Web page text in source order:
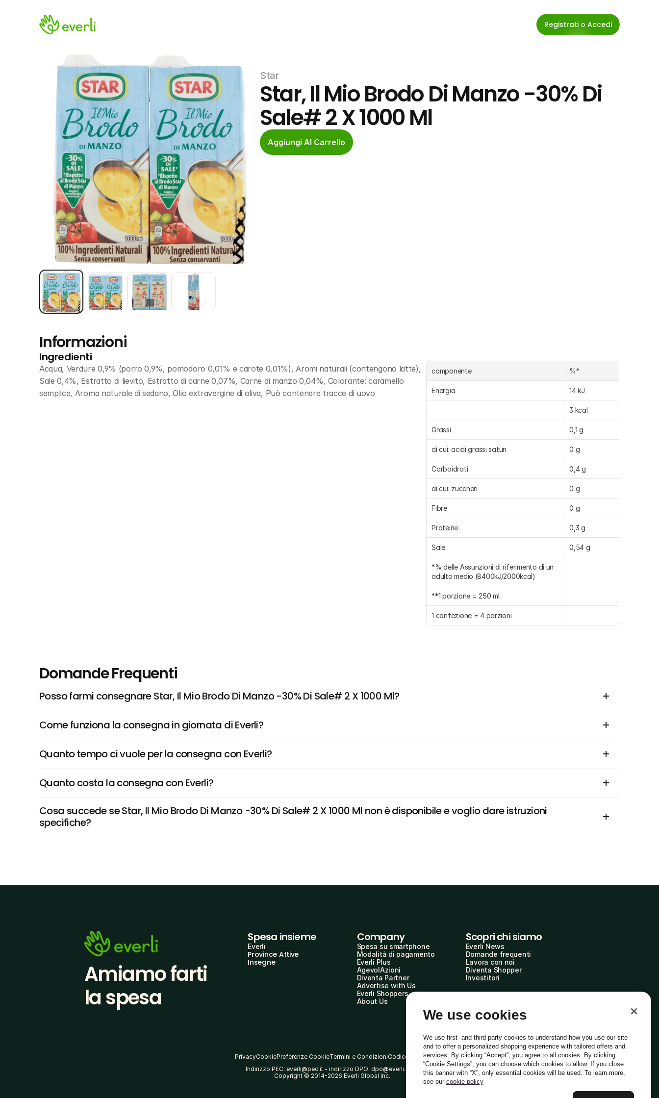
Registrati o Accedi
Star
Star, Il Mio Brodo Di Manzo -30% Di
Sale# 2 X 1000 Ml
Aggiungi Al Carrello
Informazioni
Ingredienti
Acqua, Verdure 0,9% (porro 0,9%, pomodoro 0,01% e carote 0,01%), Aromi naturali (contengono latte),
Sale 0,4%, Estratto di lievito, Estratto di carne 0,07%, Carne di manzo 0,04%, Colorante: caramello
semplice, Aroma naturale di sedano, Olio extravergine di oliva, Può contenere tracce di uovo
componente %*
Energia 14 kJ
3 kcal
Grassi 0,1 g
di cui: acidi grassi saturi 0 g
Carboidrati 0,4 g
di cui: zuccheri 0 g
Fibre 0 g
Proteine 0,3 g
Sale 0,54 g
*% delle Assunzioni di riferimento di un
adulto medio (8400kJ/2000kcal)
**1 porzione = 250 ml
1 confezione = 4 porzioni
Domande Frequenti
Posso farmi consegnare Star, Il Mio Brodo Di Manzo -30% Di Sale# 2 X 1000 Ml?
Come funziona la consegna in giornata di Everli?
Quanto tempo ci vuole per la consegna con Everli?
Quanto costa la consegna con Everli?
Cosa succede se Star, Il Mio Brodo Di Manzo -30% Di Sale# 2 X 1000 Ml non è disponibile e voglio dare istruzioni
specifiche?
Amiamo farti
la spesa
Spesa insieme
Everli
Province Attive
Insegne
Company
Spesa su smartphone
Modalità di pagamento
Everli Plus
AgevolAzioni
Diventa Partner
Advertise with Us
Everli Shoppers
About Us
Scopri chi siamo
Everli News
Domande frequenti
Lavora con noi
Diventa Shopper
Investitori
PrivacyCookiePreferenze CookieTermini e CondizioniCodice Etico
Indirizzo PEC: everli@pec.it - indirizzo DPO: dpo@everli.com
Copyright © 2014-2026 Everli Global Inc.
Italiano
We use cookies
We use first- and third-party cookies to understand how you use our site
and to offer a personalized shopping experience with tailored offers and
services. By clicking “Accept”, you agree to all cookies. By clicking
“Cookie Settings”, you can choose which cookies to allow. If you close
this banner with “X”, only essential cookies will be used. To learn more,
see our cookie policy